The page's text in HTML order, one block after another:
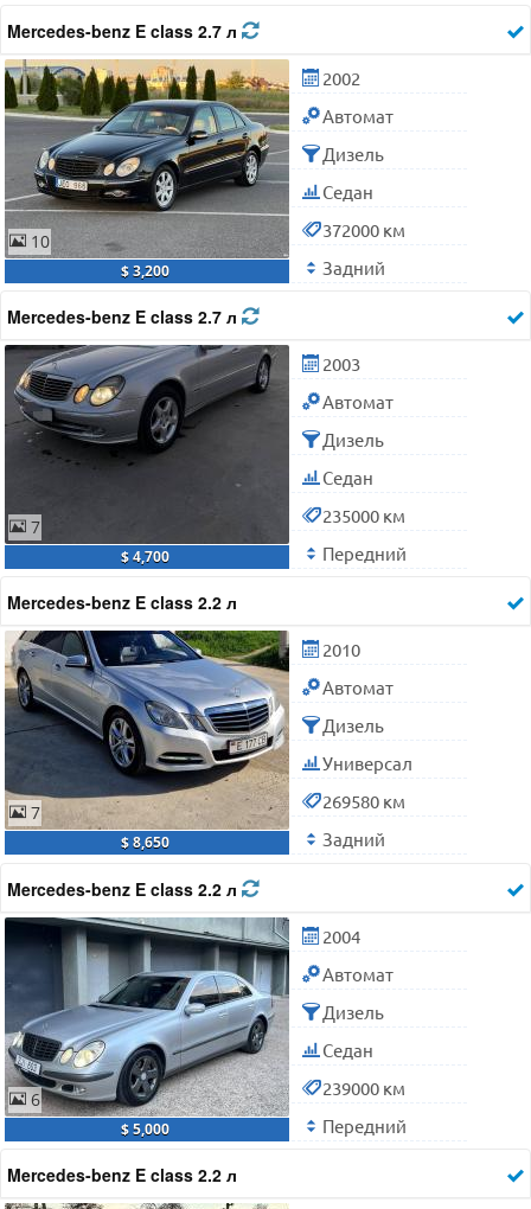
Mercedes-benz E class 2.7 л
10
$ 3,200
2002
Автомат
Дизель
Седан
372000 км
Задний
Mercedes-benz E class 2.7 л
7
$ 4,700
2003
Автомат
Дизель
Седан
235000 км
Передний
Mercedes-benz E class 2.2 л
7
$ 8,650
2010
Автомат
Дизель
Универсал
269580 км
Задний
Mercedes-benz E class 2.2 л
6
$ 5,000
2004
Автомат
Дизель
Седан
239000 км
Передний
Mercedes-benz E class 2.2 л